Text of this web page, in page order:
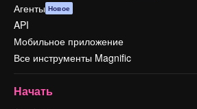
Агенты Новое
API
Мобильное приложение
Все инструменты Magnific
Начать